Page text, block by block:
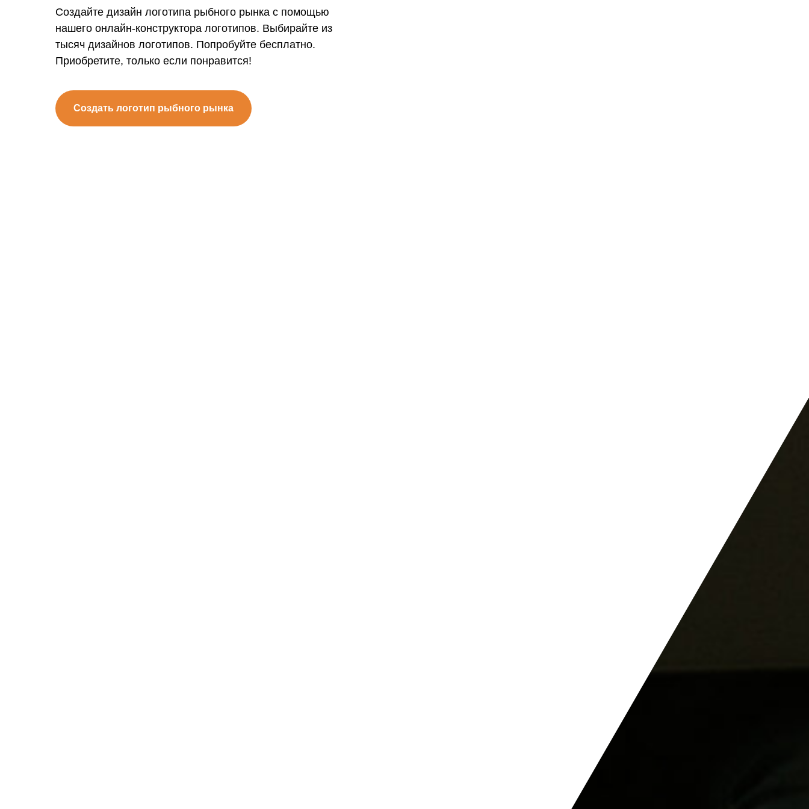
Создайте дизайн логотипа рыбного рынка с помощью
нашего онлайн-конструктора логотипов. Выбирайте из
тысяч дизайнов логотипов. Попробуйте бесплатно.
Приобретите, только если понравится!
Создать логотип рыбного рынка